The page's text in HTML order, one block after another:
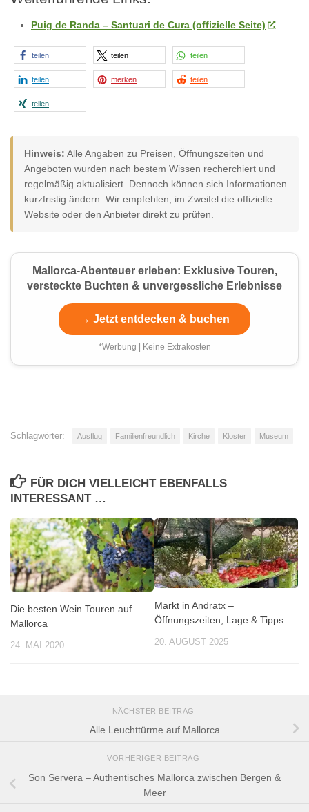
Puig de Randa – Santuari de Cura (offizielle Seite)
teilen teilen teilen
teilen merken teilen
teilen
Hinweis: Alle Angaben zu Preisen, Öffnungszeiten und
Angeboten wurden nach bestem Wissen recherchiert und
regelmäßig aktualisiert. Dennoch können sich Informationen
kurzfristig ändern. Wir empfehlen, im Zweifel die offizielle
Website oder den Anbieter direkt zu prüfen.
Mallorca-Abenteuer erleben: Exklusive Touren,
versteckte Buchten & unvergessliche Erlebnisse
→ Jetzt entdecken & buchen
*Werbung | Keine Extrakosten
Schlagwörter: Ausflug Familienfreundlich Kirche Kloster Museum
FÜR DICH VIELLEICHT EBENFALLS
INTERESSANT …
Die besten Wein Touren auf
Mallorca
24. MAI 2020
Markt in Andratx –
Öffnungszeiten, Lage & Tipps
20. AUGUST 2025
NÄCHSTER BEITRAG
Alle Leuchttürme auf Mallorca
VORHERIGER BEITRAG
Son Servera – Authentisches Mallorca zwischen Bergen &
Meer